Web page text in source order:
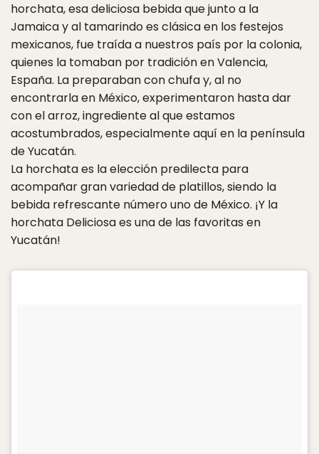
horchata, esa deliciosa bebida que junto a la
Jamaica y al tamarindo es clásica en los festejos
mexicanos, fue traída a nuestros país por la colonia,
quienes la tomaban por tradición en Valencia,
España. La preparaban con chufa y, al no
encontrarla en México, experimentaron hasta dar
con el arroz, ingrediente al que estamos
acostumbrados, especialmente aquí en la península
de Yucatán.
La horchata es la elección predilecta para
acompañar gran variedad de platillos, siendo la
bebida refrescante número uno de México. ¡Y la
horchata Deliciosa es una de las favoritas en
Yucatán!